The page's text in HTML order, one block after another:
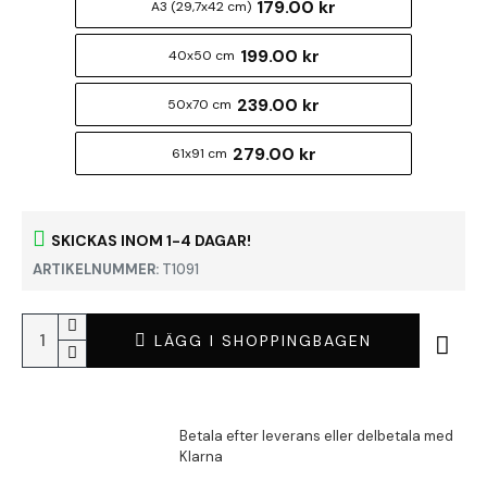
SKICKAS INOM 1-4 DAGAR!
ARTIKELNUMMER: T1091
A3 (29,7x42 cm) 179.00 kr
40x50 cm 199.00 kr
50x70 cm 239.00 kr
61x91 cm 279.00 kr
LÄGG I SHOPPINGBAGEN